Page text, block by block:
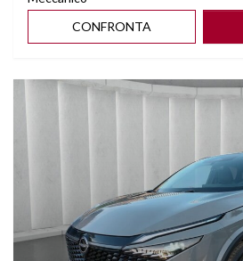
CONFRONTA
Vedi dettagli